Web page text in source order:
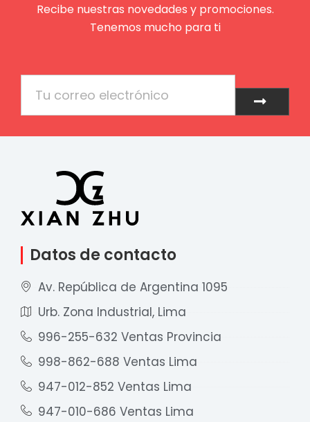
Recibe nuestras novedades y promociones.
Tenemos mucho para ti
Enviar
Datos de contacto
Av. República de Argentina 1095
Urb. Zona Industrial, Lima
996-255-632 Ventas Provincia
998-862-688 Ventas Lima
947-012-852 Ventas Lima
947-010-686 Ventas Lima